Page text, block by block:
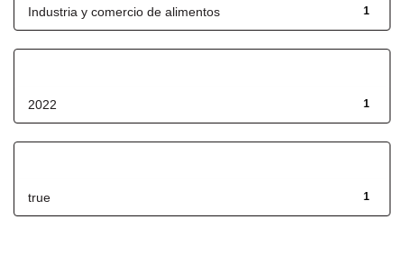
1
Industria y comercio de alimentos
1
2022
1
true